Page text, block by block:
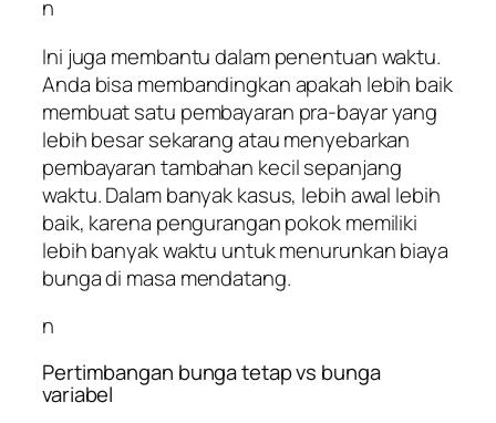
n
Ini juga membantu dalam penentuan waktu.
Anda bisa membandingkan apakah lebih baik
membuat satu pembayaran pra-bayar yang
lebih besar sekarang atau menyebarkan
pembayaran tambahan kecil sepanjang
waktu. Dalam banyak kasus, lebih awal lebih
baik, karena pengurangan pokok memiliki
lebih banyak waktu untuk menurunkan biaya
bunga di masa mendatang.
n
Pertimbangan bunga tetap vs bunga
variabel